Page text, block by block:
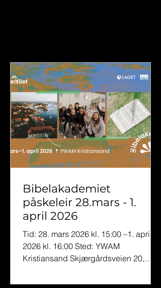
Bibelakademiet
påskeleir 28.mars - 1.
april 2026
Tid: 28. mars 2026 kl. 15:00 –1. april
2026 kl. 16:00 Sted: YWAM
Kristiansand Skjærgårdsveien 20,
Alder: 13- 19 år I påsken arrangerers